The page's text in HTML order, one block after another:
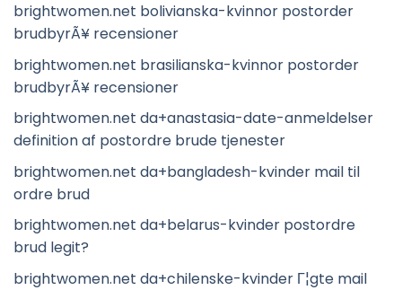
brightwomen.net bolivianska-kvinnor postorder
brudbyrÃ¥ recensioner
brightwomen.net brasilianska-kvinnor postorder
brudbyrÃ¥ recensioner
brightwomen.net da+anastasia-date-anmeldelser
definition af postordre brude tjenester
brightwomen.net da+bangladesh-kvinder mail til
ordre brud
brightwomen.net da+belarus-kvinder postordre
brud legit?
brightwomen.net da+chilenske-kvinder Г¦gte mail